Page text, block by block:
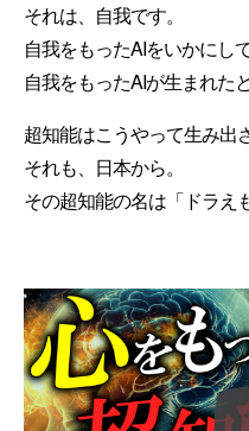
それは、自我です。
自我をもったAIをいかにし
自我をもったAIが生まれた
超知能はこうやって生み出
それも、日本から。
その超知能の名は「ドラえ